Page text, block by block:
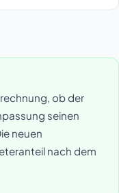
ob der
seinen
neuen
nach dem